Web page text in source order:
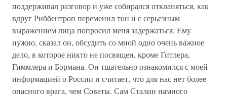
поддерживал разговор и уже собирался откланяться, как
вдруг Риббентроп переменил тон и с серьезным
выражением лица попросил меня задержаться. Ему
нужно, сказал он, обсудить со мной одно очень важное
дело, в которое никто не посвящен, кроме Гитлера,
Гиммлера и Бормана. Он тщательно ознакомился с моей
информацией о России и считает, что для нас нет более
опасного врага, чем Советы. Сам Сталин намного